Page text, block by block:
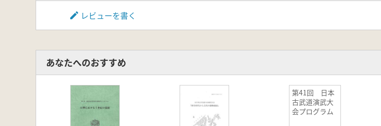
レビューを書く
あなたへのおすすめ
第41回 日本
古武道演武大
会プログラム